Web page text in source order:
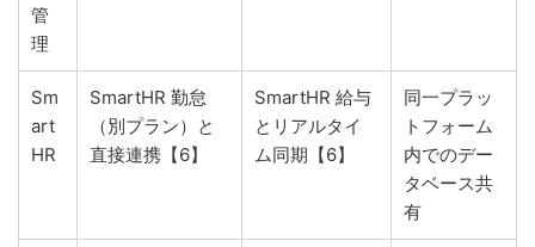
管
理
Sm
art
HR
SmartHR 勤怠
（別プラン）と
直接連携【6】
SmartHR 給与
とリアルタイ
ム同期【6】
同一プラッ
トフォーム
内でのデー
タベース共
有